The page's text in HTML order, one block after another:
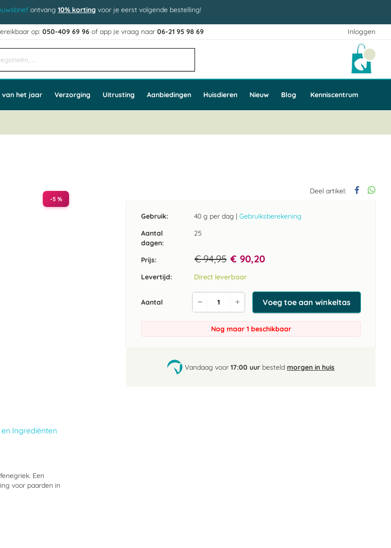
ontvang 10% korting voor je eerst volgende bestelling!
Inloggen
op:050-409 69 96 of app je vraag naar06-21 95 98 69
van het jaar Verzorging Uitrusting Aanbiedingen Huisdieren Nieuw Blog Kenniscentrum
Deel artikel:
Gebruik: 40 g per dag | Gebruiksberekening
Aantal
dagen:
25
Prijs: € 94,95 € 90,20
Levertijd: Direct leverbaar
Aantal
Verhoog
de
aantal
Verlaag
de
aantal
Voeg toe aan winkeltas
Nog maar 1 beschikbaar
Vandaag voor 17:00 uur besteld morgen in huis
-5 %
Ingrediënten
Een
voor paarden in